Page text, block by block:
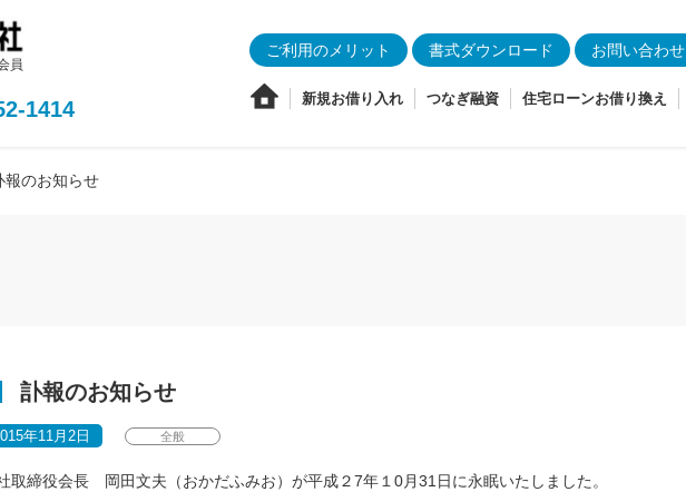
員
1414
ご利用のメリット 書式ダウンロード お問い合わせ
新規お借り入れ つなぎ融資 住宅ローンお借り換え
報のお知らせ
訃報のお知らせ
年11月2日 全般
取締役会長 岡田文夫（おかだふみお）が平成２7年１0月31日に永眠いたしました。